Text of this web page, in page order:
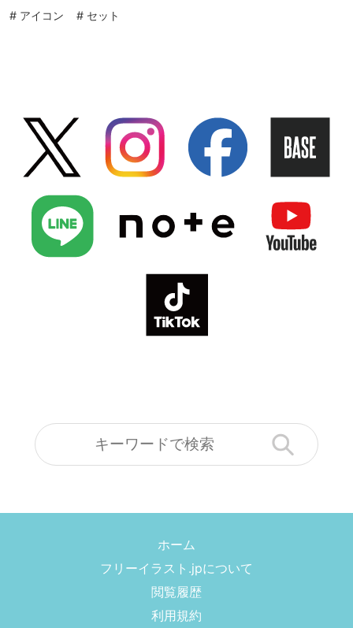
# アイコン # セット
ホーム
フリーイラスト.jpについて
閲覧履歴
利用規約